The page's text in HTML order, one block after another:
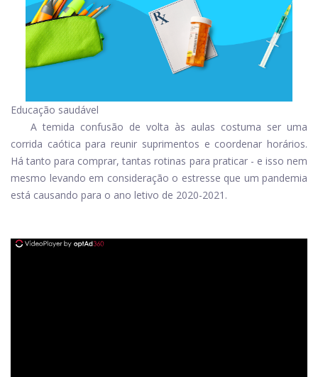
Educação saudável
A temida confusão de volta às aulas costuma ser uma
corrida caótica para reunir suprimentos e coordenar horários.
Há tanto para comprar, tantas rotinas para praticar - e isso nem
mesmo levando em consideração o estresse que um pandemia
está causando para o ano letivo de 2020-2021.